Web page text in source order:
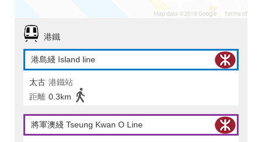
港鐵
港島綫 Island line
太古 港鐵站
距離 0.3km
將軍澳綫 Tseung Kwan O Line